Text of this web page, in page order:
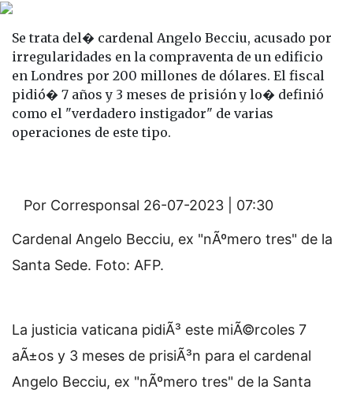
Se trata del� cardenal Angelo Becciu, acusado por
irregularidades en la compraventa de un edificio
en Londres por 200 millones de dólares. El fiscal
pidió� 7 años y 3 meses de prisión y lo� definió
como el "verdadero instigador" de varias
operaciones de este tipo.
Por Corresponsal 26-07-2023 | 07:30
Cardenal Angelo Becciu, ex "nÃºmero tres" de la
Santa Sede. Foto: AFP.
La justicia vaticana pidiÃ³ este miÃ©rcoles 7
aÃ±os y 3 meses de prisiÃ³n para el cardenal
Angelo Becciu, ex "nÃºmero tres" de la Santa